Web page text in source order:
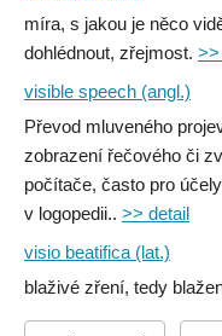
míra, s jakou je něco
dohlédnout, zřejmost. >>
visible speech (angl.)
Převod mluveného
zobrazení řečového či
počítače, často pro
v logopedii.. >> detail
visio beatifica (lat.)
blaživé zření, tedy